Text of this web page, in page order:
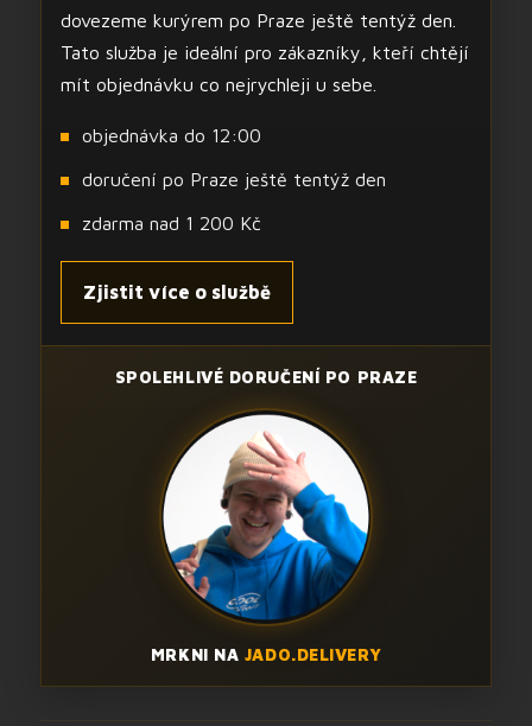
dovezeme kurýrem po Praze ještě tentýž den.
Tato služba je ideální pro zákazníky, kteří chtějí
mít objednávku co nejrychleji u sebe.
objednávka do 12:00
doručení po Praze ještě tentýž den
zdarma nad 1 200 Kč
Zjistit více o službě
SPOLEHLIVÉ DORUČENÍ PO PRAZE
MRKNI NA JADO.DELIVERY